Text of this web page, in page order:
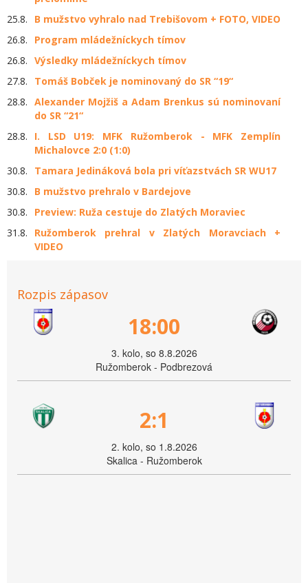
25.8.
B mužstvo vyhralo nad Trebišovom + FOTO, VIDEO
26.8.
Program mládežníckych tímov
26.8. Výsledky mládežníckych tímov
27.8.
Tomáš Bobček je nominovaný do SR “19“
28.8. Alexander Mojžiš a Adam Brenkus sú nominovaní
do SR “21“
28.8.
I. LSD U19: MFK Ružomberok - MFK Zemplín
Michalovce 2:0 (1:0)
30.8.
Tamara Jedináková bola pri víťazstvách SR WU17
30.8.
B mužstvo prehralo v Bardejove
30.8.
Preview: Ruža cestuje do Zlatých Moraviec
31.8.
Ružomberok prehral v Zlatých Moravciach +
VIDEO
Rozpis zápasov
18:00
3. kolo, so 8.8.2026
Ružomberok - Podbrezová
2:1
2. kolo, so 1.8.2026
Skalica - Ružomberok